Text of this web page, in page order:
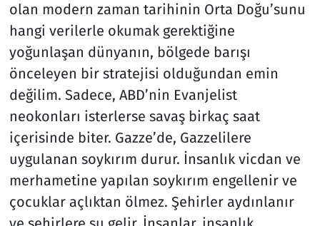
olan modern zaman tarihinin Orta Doğu’sunu
hangi verilerle okumak gerektiğine
yoğunlaşan dünyanın, bölgede barışı
önceleyen bir stratejisi olduğundan emin
değilim. Sadece, ABD’nin Evanjelist
neokonları isterlerse savaş birkaç saat
içerisinde biter. Gazze’de, Gazzelilere
uygulanan soykırım durur. İnsanlık vicdan ve
merhametine yapılan soykırım engellenir ve
çocuklar açlıktan ölmez. Şehirler aydınlanır